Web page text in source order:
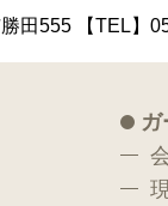
田555 【TEL】